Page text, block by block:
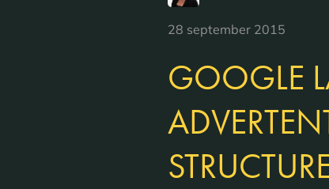
28 september 2015
GOOGLE